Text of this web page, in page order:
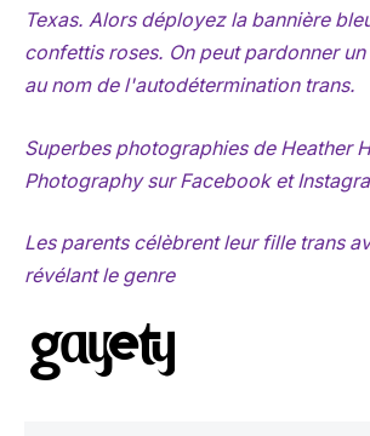
Texas. Alors déployez la bannière
confettis roses. On peut pardonner
au nom de l'autodétermination trans.
Superbes photographies de Heather
Photography sur Facebook et
Les parents célèbrent leur fille trans
révélant le genre